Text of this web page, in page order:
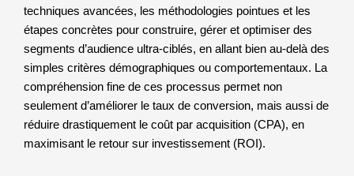
techniques avancées, les méthodologies pointues et les
étapes concrètes pour construire, gérer et optimiser des
segments d’audience ultra-ciblés, en allant bien au-delà des
simples critères démographiques ou comportementaux. La
compréhension fine de ces processus permet non
seulement d’améliorer le taux de conversion, mais aussi de
réduire drastiquement le coût par acquisition (CPA), en
maximisant le retour sur investissement (ROI).